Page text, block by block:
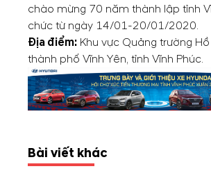
chào mừng 70 năm thành lập tỉnh
chức từ ngày 14/01-20/01/2020.
Địa điểm: Khu vực Quảng trường Hồ
thành phố Vĩnh Yên, tỉnh Vĩnh Phúc.
Bài viết khác